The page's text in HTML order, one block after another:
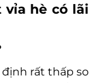
vỉa hè có lãi
rất thấp so